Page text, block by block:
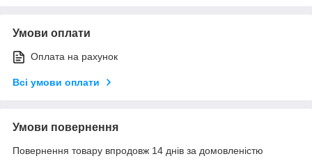
Умови оплати
Оплата на рахунок
Всі умови оплати
Умови повернення
Повернення товару впродовж 14 днів за домовленістю